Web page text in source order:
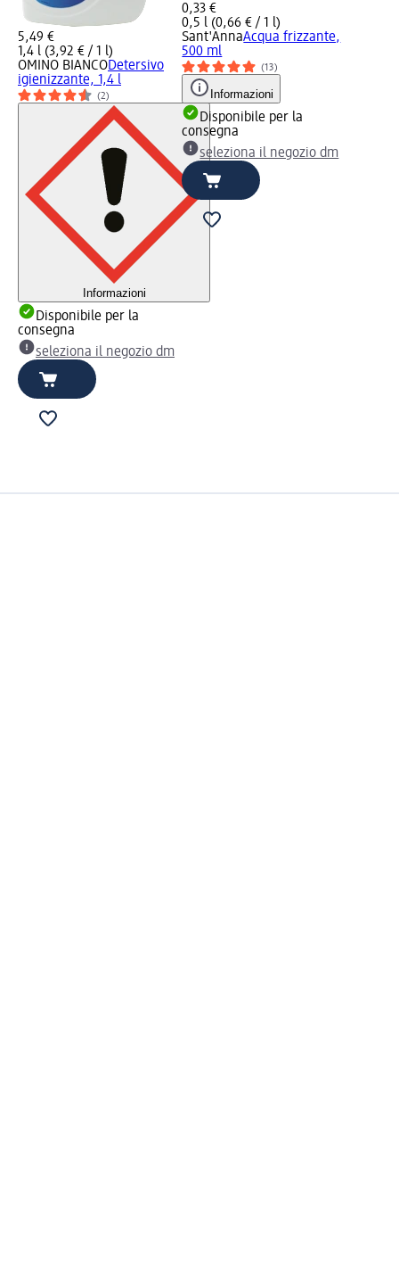
5,49 €
1,4 l (3,92 € / 1 l)
OMINO BIANCODetersivo
igienizzante, 1,4 l
(2)
Informazioni
Disponibile per la
consegna
seleziona il negozio dm
0,33 €
0,5 l (0,66 € / 1 l)
Sant'AnnaAcqua frizzante,
500 ml
(13)
Informazioni
Disponibile per la
consegna
seleziona il negozio dm